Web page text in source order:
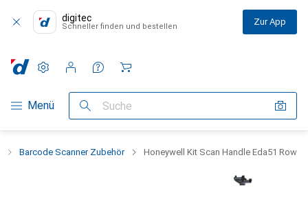
digitec
Schneller finden und bestellen Zur App
Navigation nach Kategorien
Menü Suche
Einstellungen
Kundenkonto
Vergleichslisten
Merklisten
Warenkorb
Barcode Scanner Zubehör Honeywell Kit Scan Handle Eda51 Row